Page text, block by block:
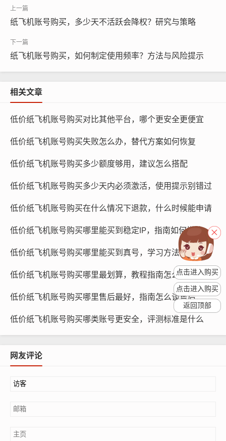
纸飞机账号购买, 在线购买tg账号, 电报聊天账号购买,wdd
商，其团队年轻且有活力，服务态度良好，B服务商的纸
飞机账号价格相对较低，但质量也相对较好。
纸飞机账号购买服务商C
C服务商成立于2010年,是一家拥有多年运营经验的纸飞机
账号购买服务商，其团队经验丰富，可提供优质的纸飞机
账号服务，C服务商的纸飞机账号类型丰富，满足不同用
户的需求。
纸飞机账号购买，多少天不活跃会降权？研究与策略
纸飞机账号购买，如何制定使用频率？方法与风险提示
相关文章
低价纸飞机账号购买对比其他平台，哪个更安全更便宜
低价纸飞机账号购买失败怎么办，替代方案如何恢复
低价纸飞机账号购买多少额度够用，建议怎么搭配
低价纸飞机账号购买多少天内必须激活，使用提示别错过
低价纸飞机账号购买在什么情况下退款，什么时候能申请
低价纸飞机账号购买哪里能买到稳定IP，指南如何搭建环境
低价纸飞机账号购买哪里能买到真号，学习方法怎么辨别
低价纸飞机账号购买哪里最划算，教程指南怎么选怎么买
低价纸飞机账号购买哪里售后最好，指南怎么谈售后
低价纸飞机账号购买哪类账号更安全，评测标准是什么
网友评论
点击进入购买
点击进入购买
返回顶部